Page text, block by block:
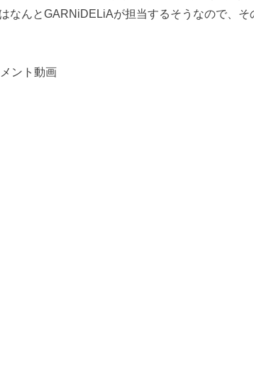
なんとGARNiDELiAが担当するそうなので、そ
ント動画